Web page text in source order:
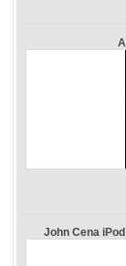
John Cena